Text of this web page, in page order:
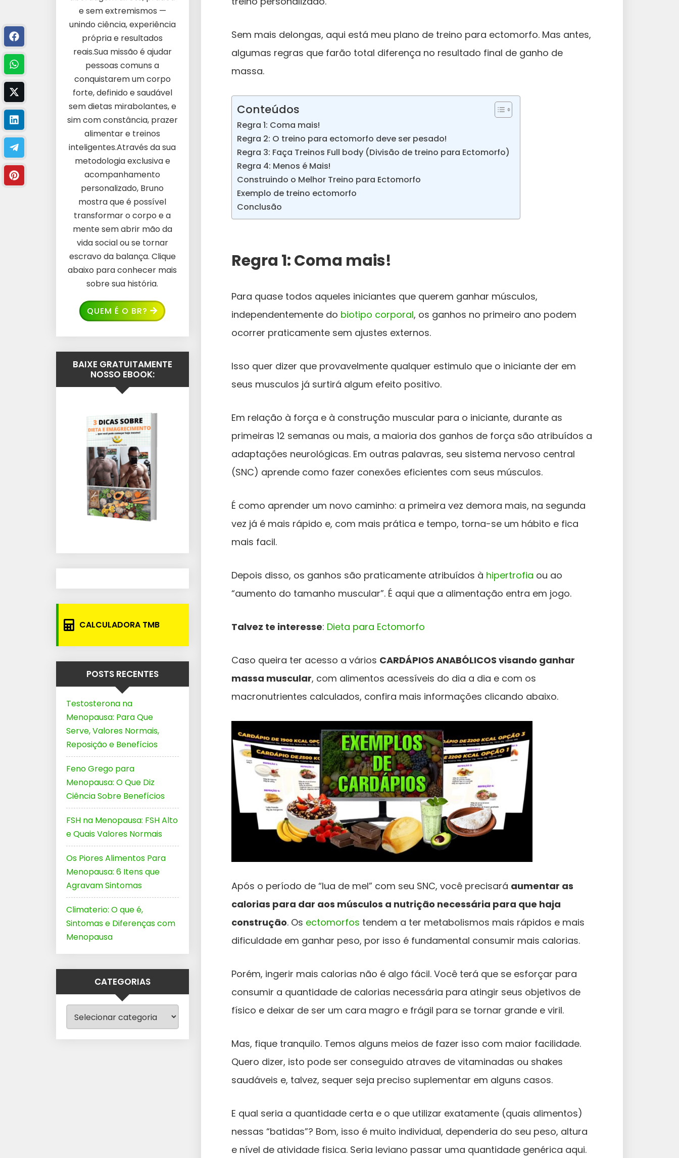
Sem mais delongas, aqui está meu plano de treino para ectomorfo. Mas antes,
algumas regras que farão total diferença no resultado final de ganho de
massa.
Conteúdos
Regra 1: Coma mais!
Regra 2: O treino para ectomorfo deve ser pesado!
Regra 3: Faça Treinos Full body (Divisão de treino para Ectomorfo)
Regra 4: Menos é Mais!
Construindo o Melhor Treino para Ectomorfo
Exemplo de treino ectomorfo
Conclusão
Regra 1: Coma mais!
Para quase todos aqueles iniciantes que querem ganhar músculos,
independentemente do biotipo corporal, os ganhos no primeiro ano podem
ocorrer praticamente sem ajustes externos.
Isso quer dizer que provavelmente qualquer estimulo que o iniciante der em
seus musculos já surtirá algum efeito positivo.
Em relação à força e à construção muscular para o iniciante, durante as
primeiras 12 semanas ou mais, a maioria dos ganhos de força são atribuídos a
adaptações neurológicas. Em outras palavras, seu sistema nervoso central
(SNC) aprende como fazer conexões eficientes com seus músculos.
É como aprender um novo caminho: a primeira vez demora mais, na segunda
vez já é mais rápido e, com mais prática e tempo, torna-se um hábito e fica
mais facil.
Depois disso, os ganhos são praticamente atribuídos à hipertrofia ou ao
“aumento do tamanho muscular”. É aqui que a alimentação entra em jogo.
Talvez te interesse: Dieta para Ectomorfo
Caso queira ter acesso a vários CARDÁPIOS ANABÓLICOS visando ganhar
massa muscular, com alimentos acessíveis do dia a dia e com os
macronutrientes calculados, confira mais informações clicando abaixo.
Após o período de “lua de mel” com seu SNC, você precisará aumentar as
calorias para dar aos músculos a nutrição necessária para que haja
construção. Os ectomorfos tendem a ter metabolismos mais rápidos e mais
dificuldade em ganhar peso, por isso é fundamental consumir mais calorias.
Porém, ingerir mais calorias não é algo fácil. Você terá que se esforçar para
consumir a quantidade de calorias necessária para atingir seus objetivos de
físico e deixar de ser um cara magro e frágil para se tornar grande e viril.
Mas, fique tranquilo. Temos alguns meios de fazer isso com maior facilidade.
Quero dizer, isto pode ser conseguido atraves de vitaminadas ou shakes
saudáveis e, talvez, sequer seja preciso suplementar em alguns casos.
E qual seria a quantidade certa e o que utilizar exatamente (quais alimentos)
nessas “batidas”? Bom, isso é muito individual, dependeria do seu peso, altura
e nível de atividade fisica. Seria leviano passar uma quantidade genérica aqui.
e sem extremismos —
unindo ciência, experiência
própria e resultados
reais.Sua missão é ajudar
pessoas comuns a
conquistarem um corpo
forte, definido e saudável
sem dietas mirabolantes, e
sim com constância, prazer
alimentar e treinos
inteligentes.Através da sua
metodologia exclusiva e
acompanhamento
personalizado, Bruno
mostra que é possível
transformar o corpo e a
mente sem abrir mão da
vida social ou se tornar
escravo da balança. Clique
abaixo para conhecer mais
sobre sua história.
QUEM É O BR?
BAIXE GRATUITAMENTE
NOSSO EBOOK:
CALCULADORA TMB
POSTS RECENTES
Testosterona na
Menopausa: Para Que
Serve, Valores Normais,
Reposição e Benefícios
Feno Grego para
Menopausa: O Que Diz
Ciência Sobre Benefícios
FSH na Menopausa: FSH Alto
e Quais Valores Normais
Os Piores Alimentos Para
Menopausa: 6 Itens que
Agravam Sintomas
Climaterio: O que é,
Sintomas e Diferenças com
Menopausa
CATEGORIAS